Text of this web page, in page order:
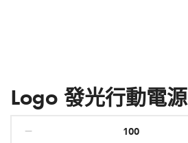
Logo 發光行動電源